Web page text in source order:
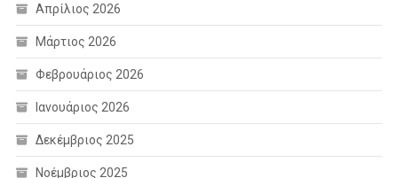
Απρίλιος 2026
Μάρτιος 2026
Φεβρουάριος 2026
Ιανουάριος 2026
Δεκέμβριος 2025
Νοέμβριος 2025